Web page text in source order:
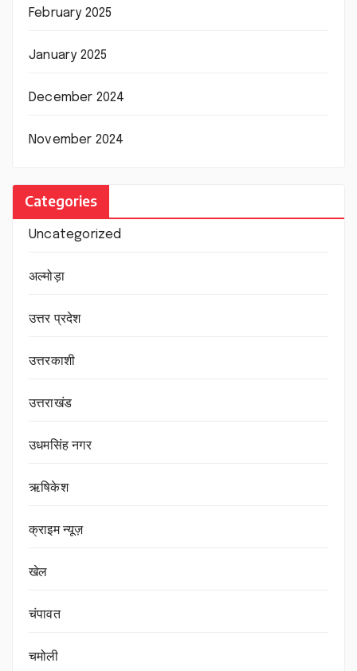
February 2025
January 2025
December 2024
November 2024
Categories
Uncategorized
अल्मोड़ा
उत्तर प्रदेश
उत्तरकाशी
उत्तराखंड
उधमसिंह नगर
ऋषिकेश
क्राइम न्यूज़
खेल
चंपावत
चमोली